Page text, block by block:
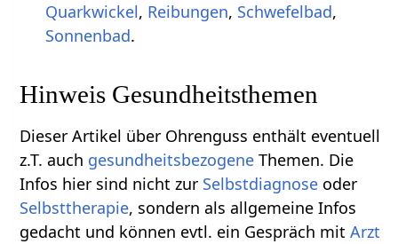
Quarkwickel, Reibungen, Schwefelbad,
Sonnenbad.
Hinweis Gesundheitsthemen
Dieser Artikel über Ohrenguss enthält eventuell
z.T. auch gesundheitsbezogene Themen. Die
Infos hier sind nicht zur Selbstdiagnose oder
Selbsttherapie, sondern als allgemeine Infos
gedacht und können evtl. ein Gespräch mitArzt